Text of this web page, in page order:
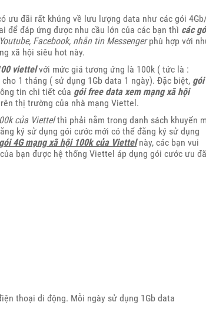
ưu đãi rất khủng về lưu lượng data như các gói
để đáp ứng được nhu cầu lớn của các bạn thì các
Facebook, nhắn tin Messengerphù hợp với
xã hội siêu hot này.
viettelvới mức giá tương ứng là 100k ( tức là :
1 tháng ( sử dụng 1Gb data 1 ngày). Đặc biệt, gói
tin chi tiết của gói free data xem mạng xã hội
thị trường của nhà mạng Viettel.
của Viettelthì phải nằm trong danh sách khuyến
ký sử dụng gói cước mới có thể đăng ký sử dụng
gói 4G mạng xã hội 100k của Viettelnày, các bạn vui
bạn được hệ thống Viettel áp dụng gói cước ưu
thoại di động. Mỗi ngày sử dụng 1Gb data